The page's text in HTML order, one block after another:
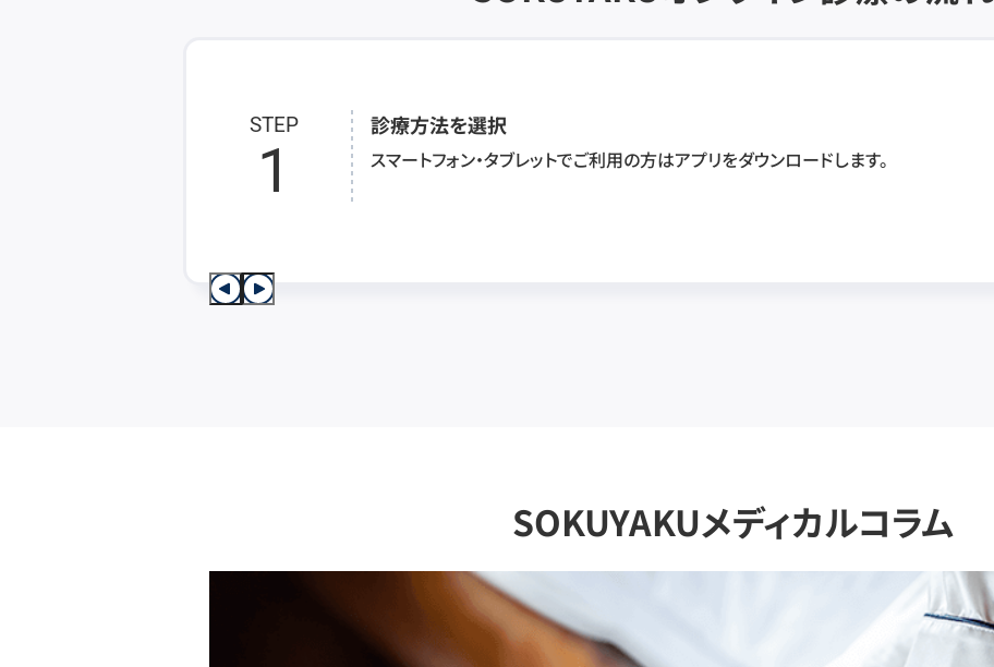
STEP
1
診療方法を選択
スマートフォン・タブレットでご利用の方はアプリをダウンロードします。
SOKUYAKUメディカルコラム